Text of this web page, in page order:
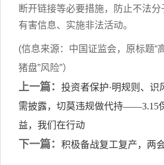
断开链接等必要措施，防止不法
有害信息、实施非法活动。
(信息来源：中国证监会，原标题“
猪盘”风险”）
上一篇： 投资者保护·明规则、识
需披露，切莫违规做代持——3.15
益，我们在行动
下一篇： 积极备战复工复产，两